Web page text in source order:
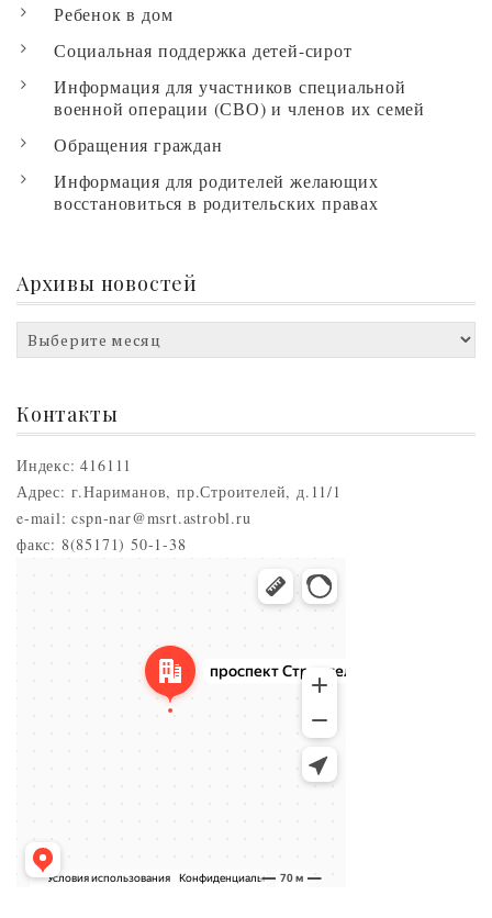
Ребенок в дом
Социальная поддержка детей-сирот
Информация для участников специальной
военной операции (СВО) и членов их семей
Обращения граждан
Информация для родителей желающих
восстановиться в родительских правах
Архивы новостей
Архивы
новостей
Контакты
Индекс: 416111
Адрес: г.Нариманов, пр.Строителей, д.11/1
e-mail: cspn-nar@msrt.astrobl.ru
факс: 8(85171) 50-1-38
Проспект Строителей, 5 — Яндекс.Карты